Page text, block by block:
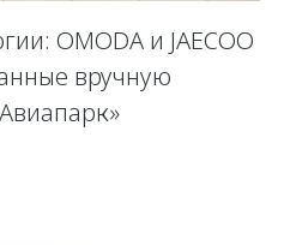
OMODA и JAECOO
вручную